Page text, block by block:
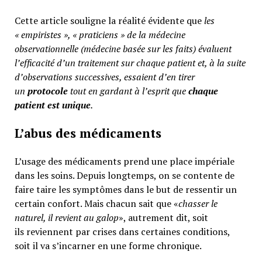
Cette article souligne la réalité évidente queles
« empiristes », « praticiens » de la médecine
observationnelle (médecine basée sur les faits) évaluent
l’efficacité d’un traitement sur chaque patient et, à la suite
d’observations successives, essaient d’en tirer
un protocoletout en gardant à l’esprit quechaque
patient est unique.
L’abus des médicaments
L’usage des médicaments prend une place impériale
dans les soins. Depuis longtemps, on se contente de
faire taire les symptômes dans le but de ressentir un
certain confort. Mais chacun sait que «chasser le
naturel, il revient au galop», autrement dit, soit
ils reviennent par crises dans certaines conditions,
soit il va s’incarner en une forme chronique.